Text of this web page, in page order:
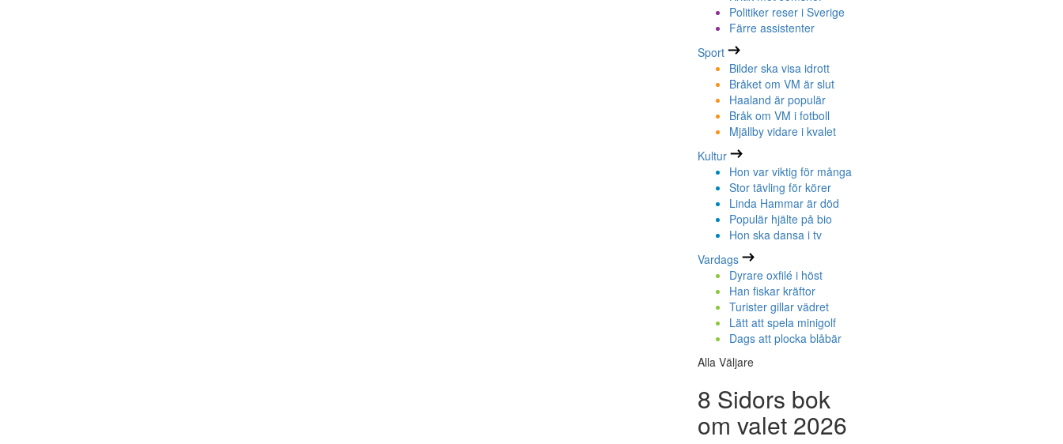
Politiker reser i Sverige
Färre assistenter
Sport
Bilder ska visa idrott
Bråket om VM är slut
Haaland är populär
Bråk om VM i fotboll
Mjällby vidare i kvalet
Kultur
Hon var viktig för många
Stor tävling för körer
Linda Hammar är död
Populär hjälte på bio
Hon ska dansa i tv
Vardags
Dyrare oxfilé i höst
Han fiskar kräftor
Turister gillar vädret
Lätt att spela minigolf
Dags att plocka blåbär
Alla Väljare
8 Sidors bok
om valet 2026